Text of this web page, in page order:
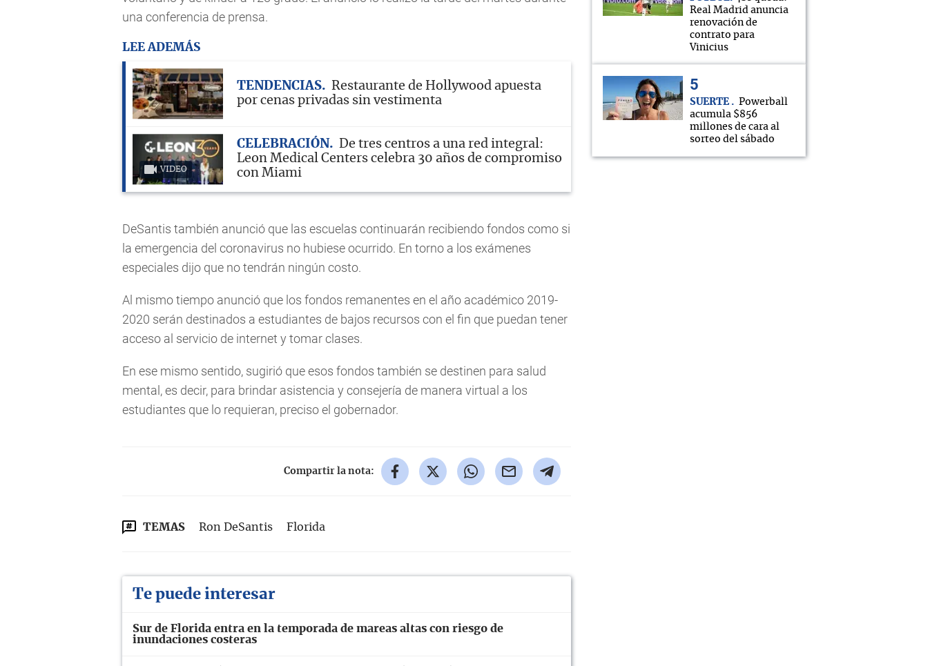
una conferencia de prensa.
LEE ADEMÁS
TENDENCIAS
Restaurante de Hollywood apuesta
por cenas privadas sin vestimenta
VIDEO
CELEBRACIÓN
De tres centros a una red integral:
Leon Medical Centers celebra 30 años de compromiso
con Miami
DeSantis también anunció que las escuelas continuarán recibiendo fondos como si
la emergencia del coronavirus no hubiese ocurrido. En torno a los exámenes
especiales dijo que no tendrán ningún costo.
Al mismo tiempo anunció que los fondos remanentes en el año académico 2019-
2020 serán destinados a estudiantes de bajos recursos con el fin que puedan tener
acceso al servicio de internet y tomar clases.
En ese mismo sentido, sugirió que esos fondos también se destinen para salud
mental, es decir, para brindar asistencia y consejería de manera virtual a los
estudiantes que lo requieran, preciso el gobernador.
Compartir la nota:
TEMAS Ron DeSantis Florida
Te puede interesar
Sur de Florida entra en la temporada de mareas altas con riesgo de
inundaciones costeras
Real Madrid anuncia
renovación de
contrato para
Vinicius
SUERTE
Powerball
acumula $856
millones de cara al
sorteo del sábado